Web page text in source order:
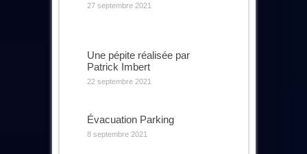
27 septembre 2021
Une pépite réalisée par
Patrick Imbert
22 septembre 2021
Évacuation Parking
8 septembre 2021